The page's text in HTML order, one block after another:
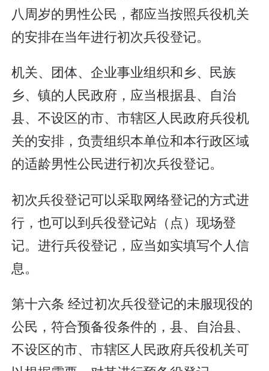
八周岁的男性公民，都应当按照兵役机关
的安排在当年进行初次兵役登记。
机关、团体、企业事业组织和乡、民族
乡、镇的人民政府，应当根据县、自治
县、不设区的市、市辖区人民政府兵役机
关的安排，负责组织本单位和本行政区域
的适龄男性公民进行初次兵役登记。
初次兵役登记可以采取网络登记的方式进
行，也可以到兵役登记站（点）现场登
记。进行兵役登记，应当如实填写个人信
息。
第十六条 经过初次兵役登记的未服现役的
公民，符合预备役条件的，县、自治县、
不设区的市、市辖区人民政府兵役机关可